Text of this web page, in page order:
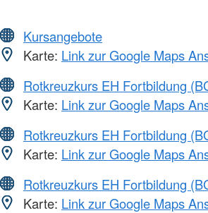
Kursangebote
Karte: Link zur Google Maps
Rotkreuzkurs EH Fortbildung
Karte: Link zur Google Maps
Rotkreuzkurs EH Fortbildung
Karte: Link zur Google Maps
Rotkreuzkurs EH Fortbildung
Karte: Link zur Google Maps